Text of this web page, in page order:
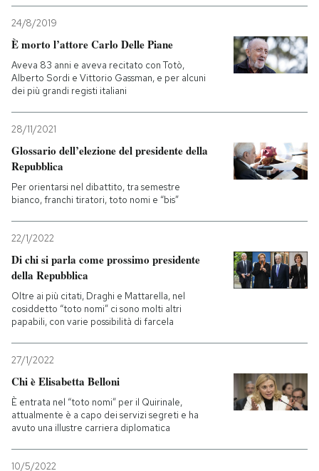
24/8/2019
È morto l’attore Carlo Delle Piane
Aveva 83 anni e aveva recitato con Totò,
Alberto Sordi e Vittorio Gassman, e per alcuni
dei più grandi registi italiani
28/11/2021
Glossario dell’elezione del presidente della
Repubblica
Per orientarsi nel dibattito, tra semestre
bianco, franchi tiratori, toto nomi e “bis”
22/1/2022
Di chi si parla come prossimo presidente
della Repubblica
Oltre ai più citati, Draghi e Mattarella, nel
cosiddetto “toto nomi” ci sono molti altri
papabili, con varie possibilità di farcela
27/1/2022
Chi è Elisabetta Belloni
È entrata nel “toto nomi” per il Quirinale,
attualmente è a capo dei servizi segreti e ha
avuto una illustre carriera diplomatica
10/5/2022